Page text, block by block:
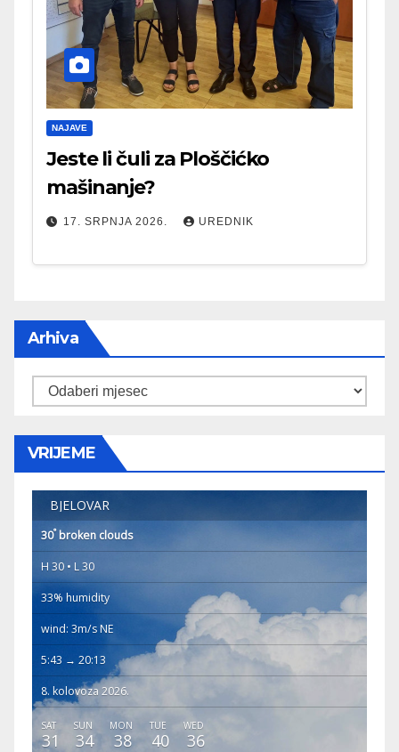
NAJAVE
Jeste li čuli za Ploščićko
mašinanje?
17. SRPNJA 2026. UREDNIK
Arhiva
Arhiva
VRIJEME
BJELOVAR
30°broken clouds
H 30 • L 30
33% humidity
wind: 3m/s NE
5:43 → 20:13
8. kolovoza 2026.
SAT
31
SUN
34
MON
38
TUE
40
WED
36